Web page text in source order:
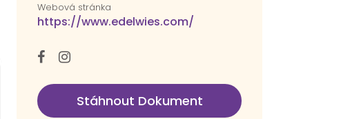
Webová stránka
https://www.edelwies.com/
Stáhnout Dokument